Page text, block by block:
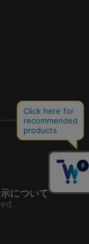
について